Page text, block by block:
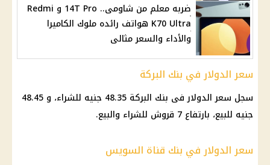
ضربه معلم من شاومى.. 14T Pro و Redmi
K70 Ultra هواتف رائده ملوك الكاميرا
والأداء والسعر مثالى
سعر الدولار في بنك البركة
سجل سعر الدولار فى بنك البركة 48.35 جنيه للشراء، و 48.45
جنيه للبيع، بارتفاع 7 قروش للشراء والبيع.
سعر الدولار في بنك قناة السويس